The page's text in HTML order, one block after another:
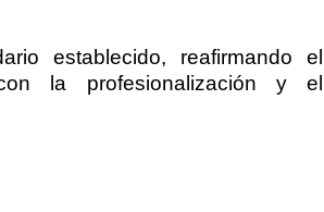
establecido, reafirmando el
la profesionalización y el